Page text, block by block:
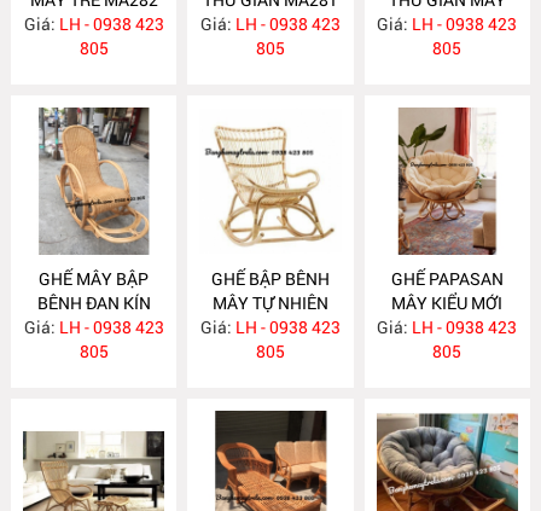
Giá: LH - 0938 423
805
Giá: LH - 0938 423
805
TỰ NHIÊN MA267
Giá: LH - 0938 423
805
GHẾ MÂY BẬP
BÊNH ĐAN KÍN
MA260
Giá: LH - 0938 423
805
GHẾ BẬP BÊNH
MÂY TỰ NHIÊN
MA259
Giá: LH - 0938 423
805
GHẾ PAPASAN
MÂY KIỂU MỚI
MA258
Giá: LH - 0938 423
805